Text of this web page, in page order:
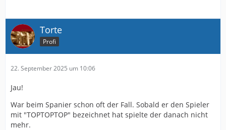
Torte
Profi
22. September 2025 um 10:06
Jau!
War beim Spanier schon oft der Fall. Sobald er den Spieler
mit "TOPTOPTOP" bezeichnet hat spielte der danach nicht
mehr.